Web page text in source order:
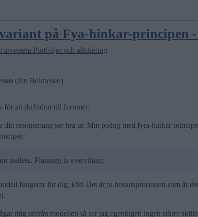
på Fya-hinkar-principen
investera Portföljer och allokering
(Jan Bolmeson)
för att du bidrar till forumet.
ditt resonemang ser bra ut. Min poäng med fyra-hinkar
useless. Planning is everything.
fungerar för dig; kör! Det är ju beslutsprocessen som är
mig utifrån modellen så ser jag egentligen ingen större